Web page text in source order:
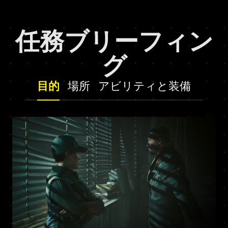
任務ブリーフィン
グ
目的 場所 アビリティと装備